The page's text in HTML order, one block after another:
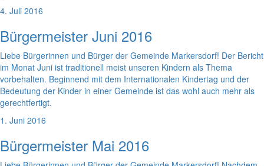
4. Juli 2016
Bürgermeister Juni 2016
Liebe Bürgerinnen und Bürger der Gemeinde Markersdorf! Der Bericht
im Monat Juni ist traditionell meist unseren Kindern als Thema
vorbehalten. Beginnend mit dem Internationalen Kindertag und der
Bedeutung der Kinder in einer Gemeinde ist das wohl auch mehr als
gerechtfertigt.
1. Juni 2016
Bürgermeister Mai 2016